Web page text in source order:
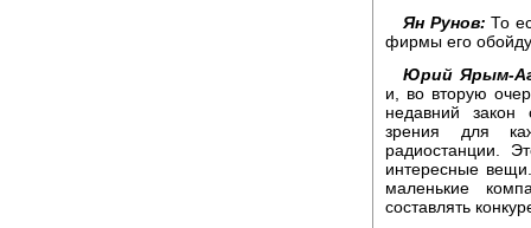
Ян Рунов: То
фирмы его
Юрий Ярым-
и, во вторую
недавний закон
зрения для
радиостанции.
интересные
маленькие
составлять